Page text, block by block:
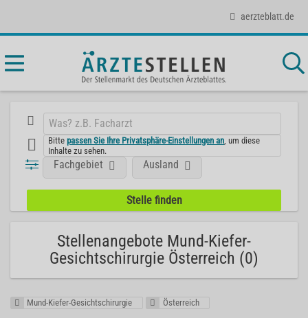
aerzteblatt.de
Bittepassen Sie Ihre Privatsphäre-Einstellungen an , um diese
Inhalte zu sehen.
Fachgebiet Ausland
Stellenangebote Mund-Kiefer-
Gesichtschirurgie Österreich (0)
Mund-Kiefer-Gesichtschirurgie Österreich